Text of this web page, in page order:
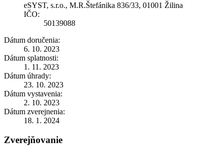
eSYST, s.r.o., M.R.Štefánika 836/33, 01001 Žilina
IČO:
50139088
Dátum doručenia:
6. 10. 2023
Dátum splatnosti:
1. 11. 2023
Dátum úhrady:
23. 10. 2023
Dátum vystavenia:
2. 10. 2023
Dátum zverejnenia:
18. 1. 2024
Zverejňovanie